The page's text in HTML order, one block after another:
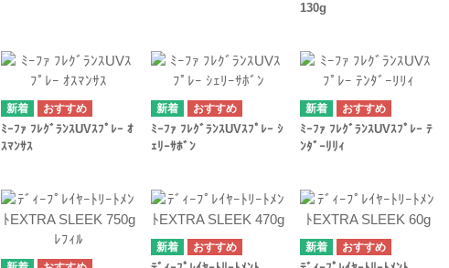
130g
ﾐｰﾌｧ ﾌﾚｸﾞﾗﾝｽUVｽﾌﾟﾚｰ ｵ
ｽﾏﾝｻｽ
ﾐｰﾌｧ ﾌﾚｸﾞﾗﾝｽUVｽﾌﾟﾚｰ ｼ
ｪﾘｰｻﾎﾞﾝ
ﾐｰﾌｧ ﾌﾚｸﾞﾗﾝｽUVｽﾌﾟﾚｰ ﾃ
ﾝﾀﾞｰﾘﾘｨ